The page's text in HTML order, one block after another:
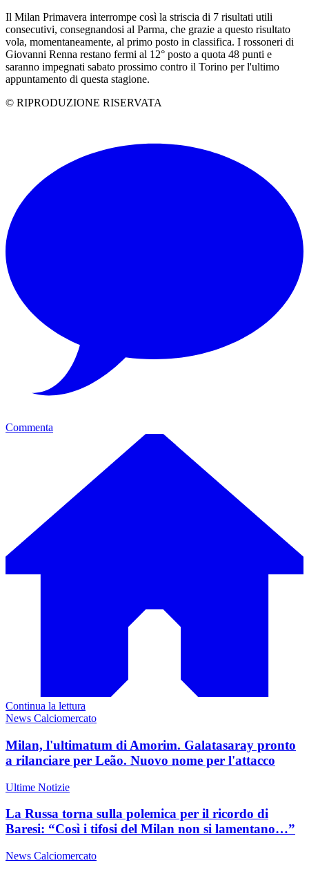
Il Milan Primavera interrompe così la striscia di 7 risultati utili
consecutivi, consegnandosi al Parma, che grazie a questo risultato
vola, momentaneamente, al primo posto in classifica. I rossoneri di
Giovanni Renna restano fermi al 12° posto a quota 48 punti e
saranno impegnati sabato prossimo contro il Torino per l'ultimo
appuntamento di questa stagione.
© RIPRODUZIONE RISERVATA
Commenta
Continua la lettura
News Calciomercato
Milan, l'ultimatum di Amorim. Galatasaray pronto
a rilanciare per Leão. Nuovo nome per l'attacco
Ultime Notizie
La Russa torna sulla polemica per il ricordo di
Baresi: “Così i tifosi del Milan non si lamentano…”
News Calciomercato